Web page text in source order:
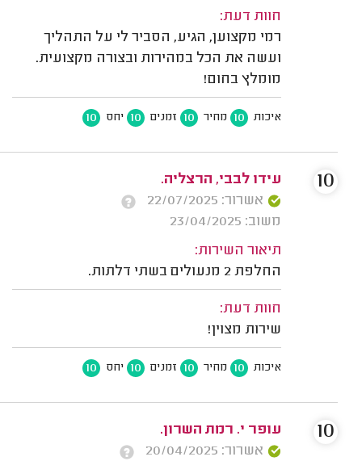
חוות דעת:
רמי מקצוען, הגיע, הסביר לי על התהליך
ועשה את הכל במהירות ובצורה מקצועית.
מומלץ בחום!
איכות 10 מחיר 10 זמנים 10 יחס 10
עידו לבבי, הרצליה.
אשרור: 22/07/2025
משוב: 23/04/2025
תיאור השירות:
החלפת 2 מנעולים בשתי דלתות.
חוות דעת:
שירות מצוין!
איכות 10 מחיר 10 זמנים 10 יחס 10
10
עופר י. רמת השרון.
אשרור: 20/04/2025
10